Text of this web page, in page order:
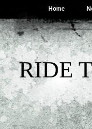
Home
RIDE